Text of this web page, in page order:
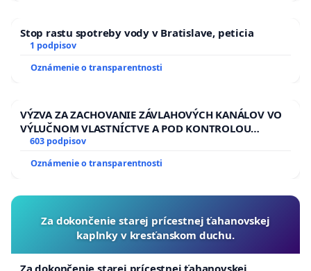
Stop rastu spotreby vody v Bratislave, peticia
1 podpisov
Oznámenie o transparentnosti
VÝZVA ZA ZACHOVANIE ZÁVLAHOVÝCH KANÁLOV VO
VÝLUČNOM VLASTNÍCTVE A POD KONTROLOU
SLOVENSKEJ REPUBLIKY & žiadosť na riešenie
kanálov na Slovensku
603 podpisov
Oznámenie o transparentnosti
Za dokončenie starej prícestnej ťahanovskej
kaplnky v kresťanskom duchu.
Za dokončenie starej prícestnej ťahanovskej